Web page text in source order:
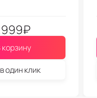
₽
корзину
один клик